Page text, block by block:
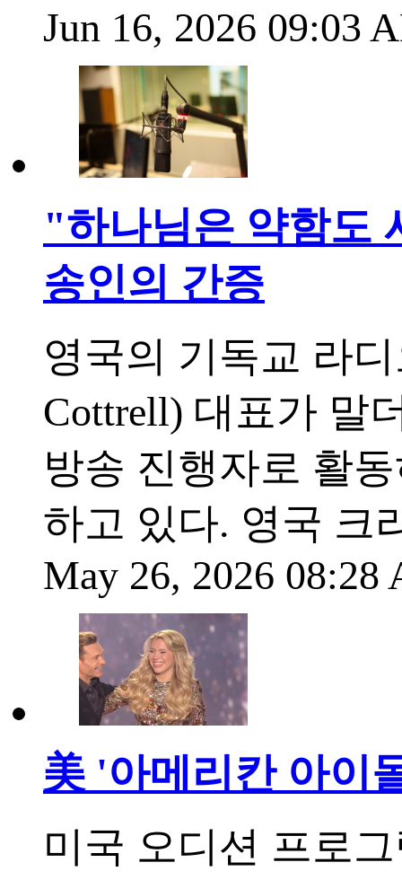
Jun 16, 2026 09:03
"하나님은 약함도
송인의 간증
영국의 기독교 라
Cottrell) 대표가 말
방송 진행자로 활
하고 있다. 영국 크
May 26, 2026 08:28
美 '아메리칸 아이
미국 오디션 프로